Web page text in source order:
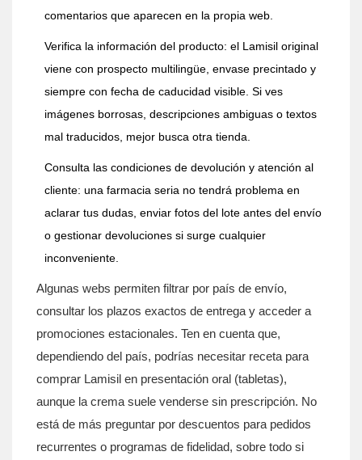
comentarios que aparecen en la propia web.
Verifica la información del producto: el Lamisil original
viene con prospecto multilingüe, envase precintado y
siempre con fecha de caducidad visible. Si ves
imágenes borrosas, descripciones ambiguas o textos
mal traducidos, mejor busca otra tienda.
Consulta las condiciones de devolución y atención al
cliente: una farmacia seria no tendrá problema en
aclarar tus dudas, enviar fotos del lote antes del envío
o gestionar devoluciones si surge cualquier
inconveniente.
Algunas webs permiten filtrar por país de envío,
consultar los plazos exactos de entrega y acceder a
promociones estacionales. Ten en cuenta que,
dependiendo del país, podrías necesitar receta para
comprar Lamisil en presentación oral (tabletas),
aunque la crema suele venderse sin prescripción. No
está de más preguntar por descuentos para pedidos
recurrentes o programas de fidelidad, sobre todo si